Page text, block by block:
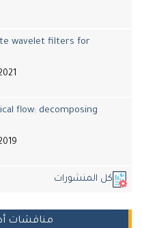
discrete wavelet filters for
2021
optical flow: decomposing
2019
المنشورات
مناقشات